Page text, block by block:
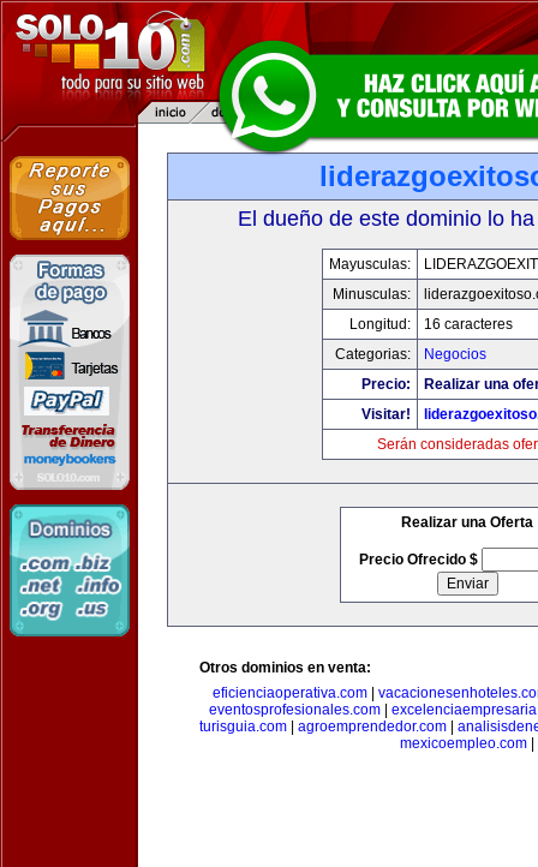
El dueño de este dominio lo
Mayusculas:
Minusculas:
Longitud:
16 caracteres
Categorias:
Negocios
Precio:
Realizar una
Visitar!
Serán consideradas
Realizar una Oferta
Precio Ofrecido $
Otros dominios en venta:
eficienciaoperativa.com
eventosprofesionales.com
turisguia.com
agroemprendedor.com
mexicoempleo.com